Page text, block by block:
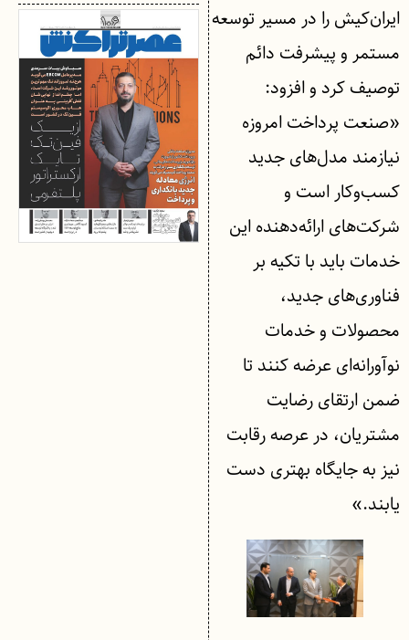
ایران‌کیش را در مسیر توسعه
مستمر و پیشرفت دائم
توصیف کرد و افزود:
«صنعت پرداخت امروزه
نیازمند مدل‌های جدید
کسب‌وکار است و
شرکت‌های ارائه‌دهنده این
خدمات باید با تکیه بر
فناوری‌های جدید،
محصولات و خدمات
نوآورانه‌ای عرضه کنند تا
ضمن ارتقای رضایت
مشتریان، در عرصه رقابت
نیز به جایگاه بهتری دست
یابند.»